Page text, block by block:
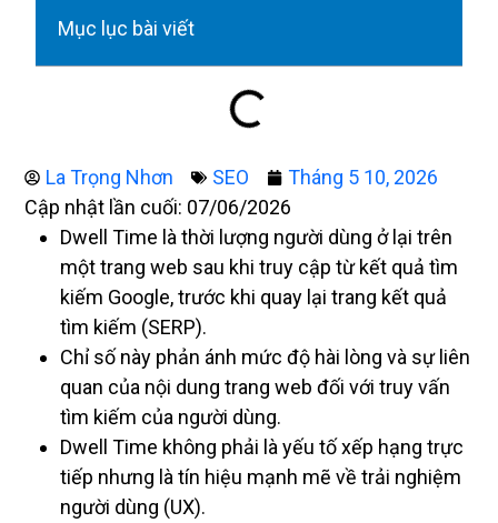
Mục lục bài viết
La Trọng Nhơn SEO
Tháng 5 10, 2026
Cập nhật lần cuối: 07/06/2026
Dwell Time là thời lượng người dùng ở lại trên
một trang web sau khi truy cập từ kết quả tìm
kiếm Google, trước khi quay lại trang kết quả
tìm kiếm (SERP).
Chỉ số này phản ánh mức độ hài lòng và sự liên
quan của nội dung trang web đối với truy vấn
tìm kiếm của người dùng.
Dwell Time không phải là yếu tố xếp hạng trực
tiếp nhưng là tín hiệu mạnh mẽ về trải nghiệm
người dùng (UX).